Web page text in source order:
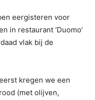
eergisteren voor
in restaurant ‘Duomo’
vlak bij de
kregen we een
(met olijven,